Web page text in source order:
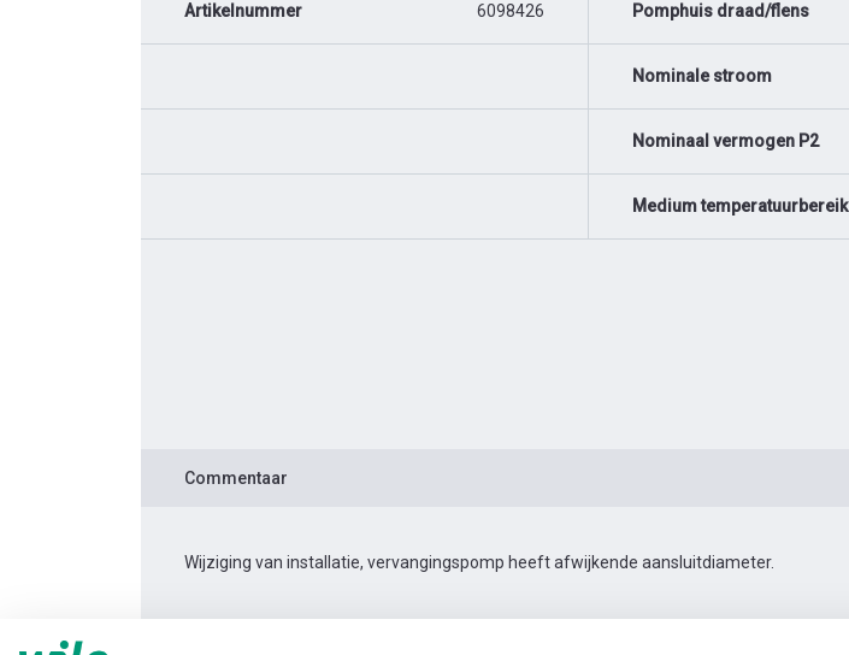
Artikelnummer 6098426 Pomphuis draad/flens
Nominale stroom
Nominaal vermogen P2
Medium temperatuurbereik
Commentaar
Wijziging van installatie, vervangingspomp heeft afwijkende aansluitdiameter.